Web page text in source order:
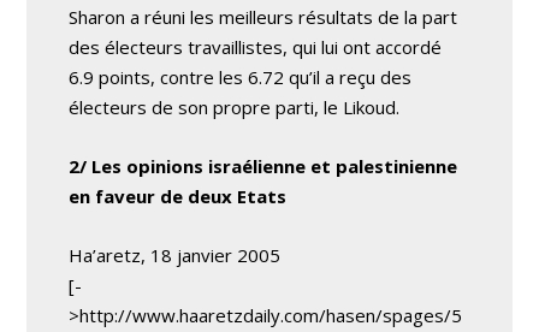
Sharon a réuni les meilleurs résultats de la part
des électeurs travaillistes, qui lui ont accordé
6.9 points, contre les 6.72 qu’il a reçu des
électeurs de son propre parti, le Likoud.
2/ Les opinions israélienne et palestinienne
en faveur de deux Etats
Ha’aretz, 18 janvier 2005
[-
>http://www.haaretzdaily.com/hasen/spages/5